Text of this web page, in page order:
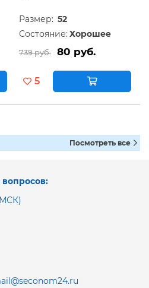
Размер: 52
Состояние: Хорошее
739 руб. 80 руб.
5
Посмотреть все
вопросов: